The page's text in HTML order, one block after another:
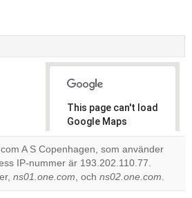
This page can't load
Google Maps
correctly.
Do you
own this
OK
A S Copenhagen, som använder
IP-nummer är 193.202.110.77.
ns01.one.com, och ns02.one.com.